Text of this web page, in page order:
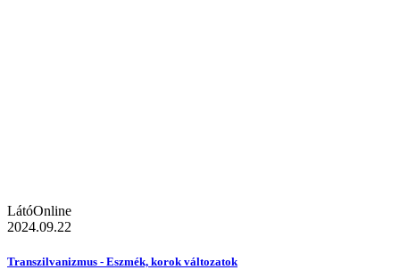
LátóOnline
2024.09.22
Transzilvanizmus - Eszmék, korok változatok